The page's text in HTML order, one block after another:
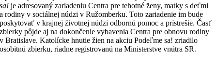
sa! je adresovaný zariadeniu Centra pre tehotné ženy, matky s deťmi
a rodiny v sociálnej núdzi v Ružomberku. Toto zariadenie im bude
poskytovať v krajnej životnej núdzi odbornú pomoc a prístrešie. Časť
zbierky pôjde aj na dokončenie vybavenia Centra pre obnovu rodiny
v Bratislave. Katolícke hnutie žien na akciu Podeľme sa! zriadilo
osobitnú zbierku, riadne registrovanú na Ministerstve vnútra SR.